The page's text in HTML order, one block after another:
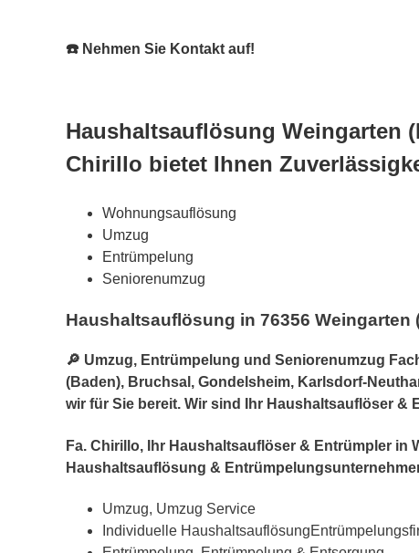
☎️ Nehmen Sie Kontakt auf!
Haushaltsauflösung Weingarten
Chirillo bietet Ihnen
Wohnungsauflösung
Umzug
Entrümpelung
Seniorenumzug
Haushaltsauflösung in 76356
🔎 Umzug, Entrümpelung und Seniorenumzug
(Baden), Bruchsal, Gondelsheim, Karlsdorf-
wir für Sie bereit. Wir sind Ihr Haushaltsauflöser
Fa. Chirillo, Ihr Haushaltsauflöser & Entrümpler
Haushaltsauflösung &
Umzug, Umzug Service
Individuelle